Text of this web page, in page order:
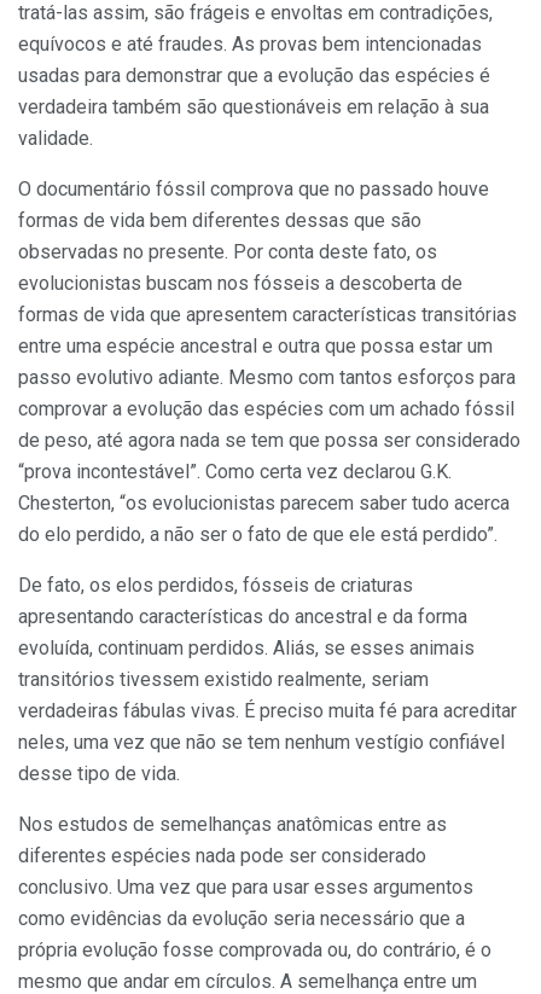
tratá-las assim, são frágeis e envoltas em contradições,
equívocos e até fraudes. As provas bem intencionadas
usadas para demonstrar que a evolução das espécies é
verdadeira também são questionáveis em relação à sua
validade.
O documentário fóssil comprova que no passado houve
formas de vida bem diferentes dessas que são
observadas no presente. Por conta deste fato, os
evolucionistas buscam nos fósseis a descoberta de
formas de vida que apresentem características transitórias
entre uma espécie ancestral e outra que possa estar um
passo evolutivo adiante. Mesmo com tantos esforços para
comprovar a evolução das espécies com um achado fóssil
de peso, até agora nada se tem que possa ser considerado
“prova incontestável”. Como certa vez declarou G.K.
Chesterton, “os evolucionistas parecem saber tudo acerca
do elo perdido, a não ser o fato de que ele está perdido”.
De fato, os elos perdidos, fósseis de criaturas
apresentando características do ancestral e da forma
evoluída, continuam perdidos. Aliás, se esses animais
transitórios tivessem existido realmente, seriam
verdadeiras fábulas vivas. É preciso muita fé para acreditar
neles, uma vez que não se tem nenhum vestígio confiável
desse tipo de vida.
Nos estudos de semelhanças anatômicas entre as
diferentes espécies nada pode ser considerado
conclusivo. Uma vez que para usar esses argumentos
como evidências da evolução seria necessário que a
própria evolução fosse comprovada ou, do contrário, é o
mesmo que andar em círculos. A semelhança entre um